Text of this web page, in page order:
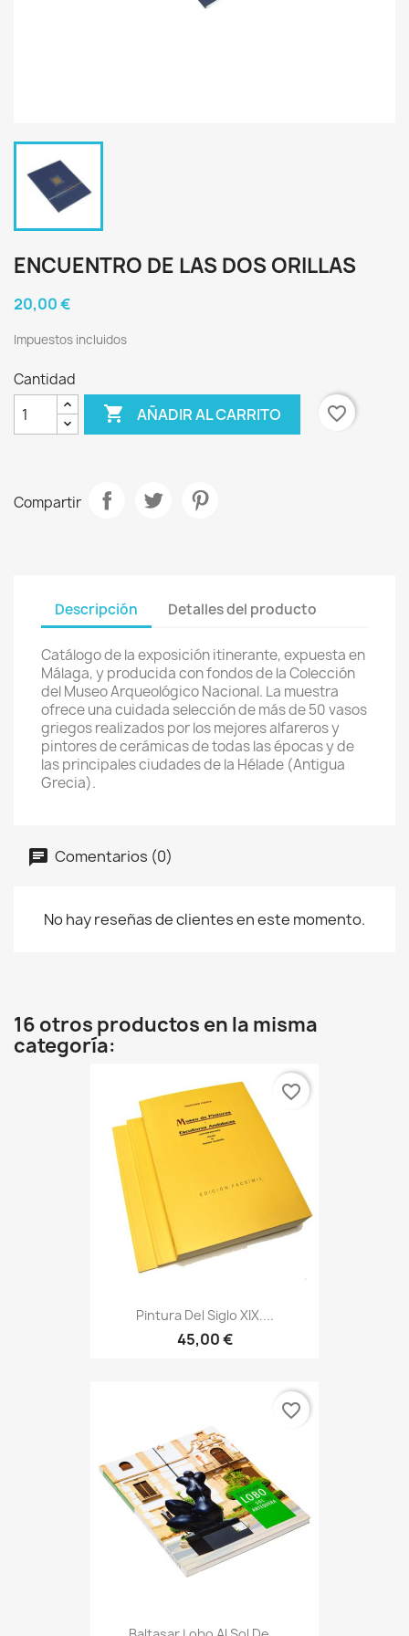
ENCUENTRO DE LAS DOS ORILLAS
20,00 €
Impuestos incluidos
Cantidad
 AÑADIR AL CARRITO favorite_border
Compartir
Descripción Detalles del producto
Catálogo de la exposición itinerante, expuesta en
Málaga, y producida con fondos de la Colección
del Museo Arqueológico Nacional. La muestra
ofrece una cuidada selección de más de 50 vasos
griegos realizados por los mejores alfareros y
pintores de cerámicas de todas las épocas y de
las principales ciudades de la Hélade (Antigua
Grecia).
Comentarios (0)
No hay reseñas de clientes en este momento.
16 otros productos en la misma
categoría:
Pintura Del Siglo XIX....
45,00 €
favorite_border
favorite_border